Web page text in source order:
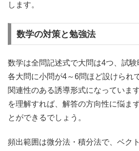
します。
数学の対策と勉強法
数学は全問記述式で大問は4つ、試験
各大問に小問が4～6問ほど設けられ
関連性のある誘導形式になっていま
を理解すれば、解答の方向性に悩ま
とができるでしょう。
頻出範囲は微分法・積分法で、ベク